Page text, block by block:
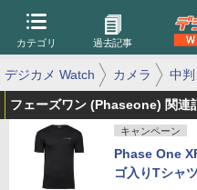
カテゴリ 過去記事
デジカメ Watch カメラ 中
フェーズワン (Phaseone) 関連
キャンペーン
Phase One
ゴ入りTシャ